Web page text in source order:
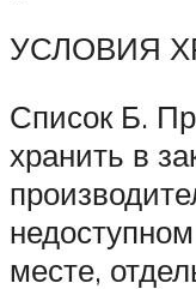
УСЛОВИЯ
Список Б.
хранить в
месте,